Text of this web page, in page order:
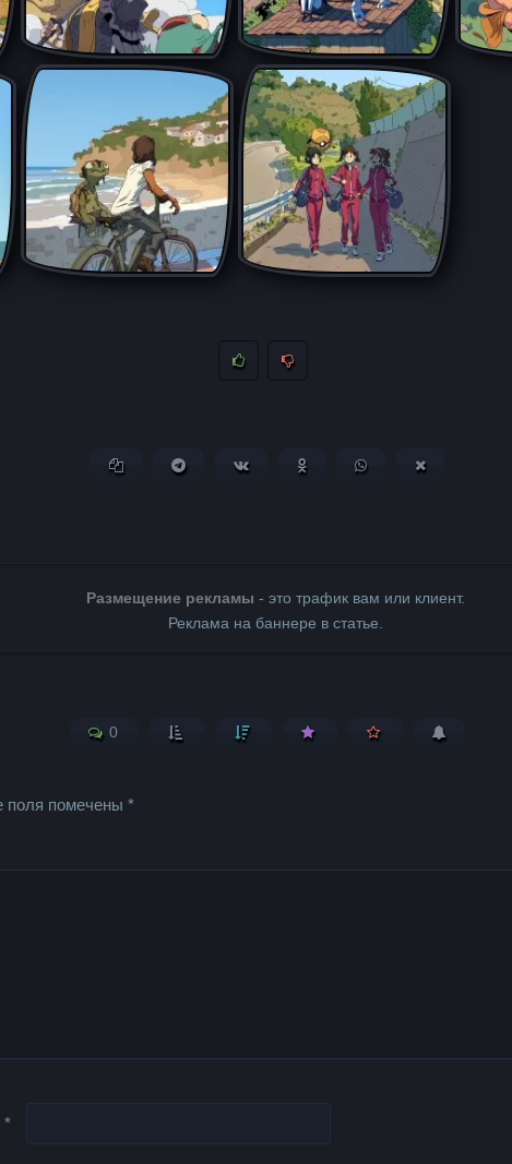
Копировать ссылкуПоделиться в Telegram
Поделиться ВКонтакте
Поделиться вПоделиться в
Размещение рекламы - это трафик вам или клиент.
Реклама на баннере в статье.
0
поля помечены*
*